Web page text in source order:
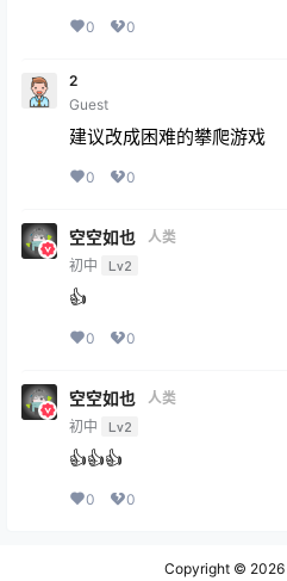
0 0
2
Guest
建议改成困难的攀爬游戏
0 0
空空如也
人类
初中
Lv2
👍
0 0
空空如也
人类
初中
Lv2
👍👍👍
0 0
Copyright © 2026